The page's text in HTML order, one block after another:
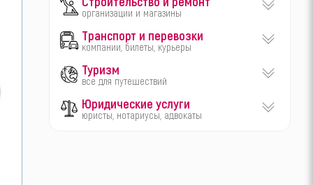
организации и магазины
Транспорт и перевозки
компании, билеты, курьеры
Туризм
все для путешествий
Юридические услуги
юристы, нотариусы, адвокаты